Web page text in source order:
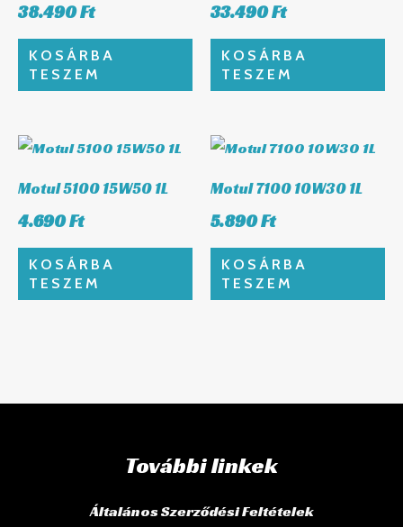
38.490Ft
KOSÁRBA
TESZEM
33.490Ft
KOSÁRBA
TESZEM
Motul 5100 15W50 1L
4.690Ft
KOSÁRBA
TESZEM
Motul 7100 10W30 1L
5.890Ft
KOSÁRBA
TESZEM
További linkek
Általános Szerződési Feltételek